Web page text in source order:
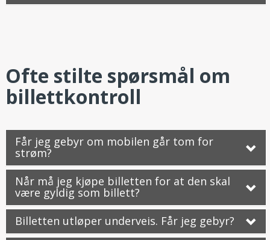
Ofte stilte spørsmål om
billettkontroll
Får jeg gebyr om mobilen går tom for
strøm?
Når må jeg kjøpe billetten for at den skal
være gyldig som billett?
Billetten utløper underveis. Får jeg gebyr?